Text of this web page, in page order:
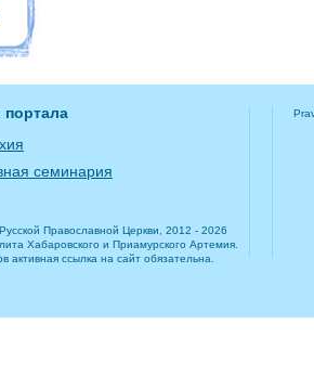
семинария
Православной Церкви, 2012 - 2026
Хабаровского и Приамурского Артемия.
активная ссылка на сайт обязательна.